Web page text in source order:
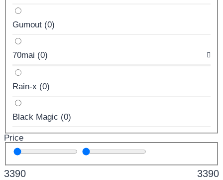
Gumout (0)
70mai (0)
Rain-x (0)
Black Magic (0)
Price
3390 3390